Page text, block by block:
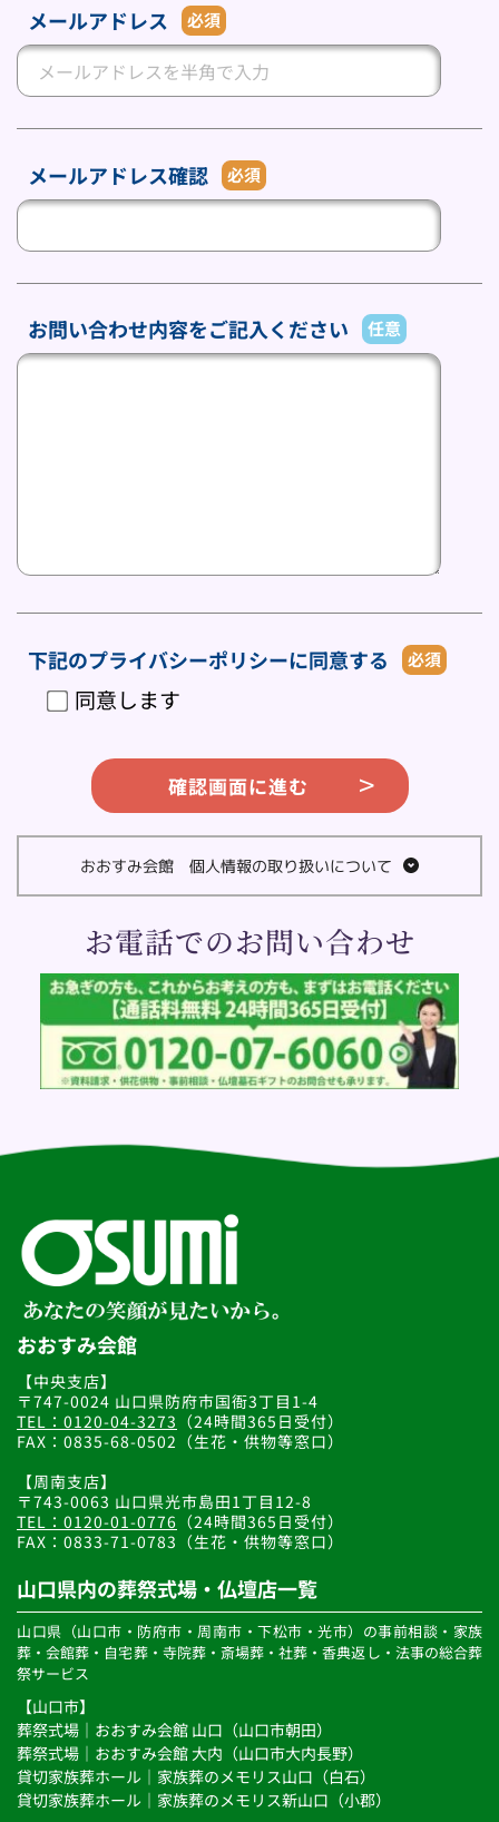
メールアドレス 必須
メールアドレス確認 必須
お問い合わせ内容をご記入ください 任意
下記のプライバシーポリシーに同意する 必須
同意します
確認画面に進む
おおすみ会館　個人情報の取り扱いについて
株式会社おおすみ　プライバシーポリシー
おおすみ会館を運営する株式会社おおすみ（以下当社とい
います。）は、個人情報保護の重要性を認識し、以下の方
針に基づき個人情報の保護に努めてまいります。
◆個人情報とは
個人情報とは、氏名、住所、電話番号、メールアドレス、
生年月日、携帯電話における個体識別番号(UID)、その他の
◆個人情報の取得および利用について
当社は、当社の事業活動やお客様へのより良いサービスを
って取得いたします。また以下に挙げる目的のために利用
することがあります。
(1)当社に採用活動目的でエントリーされたお客様に対する
求人情報の提供
(2)当社が求人情報を提供したお客様に対して、必要に応じ
た求人情報のご連絡
報を利用しないものとします。
当社はユーザーの個人情報を取得する場合には、予め利用
目的を明示し、その利用目的の範囲内で利用させていただ
きます。
◆個人情報の管理について
当社は、管理責任者の下、取得した個人情報について適切
かつ慎重な管理を行ってまいります。
不当なアクセス、破壊、改ざん、漏洩等を防止するために
必要な安全対策を講じ、個人情報の保護に努めてまいりま
す。 また、利用目的の遂行のために業務を委託する場合、
に関して適切な管理、監督を行ってまいります。
ユーザーの退会などの理由により当該の個人情報が不要に
なった場合については、すみやかに抹消いたします。
◆個人情報の開示について
止、削除の要求が行われた場合、各サービスの利用規約に
おいて定める開示方法に基づき受け入れるものとします。
◆個人情報保護関連法令等の遵守について
当社は「個人情報の保護に関する法律」、その他、個人情
報保護に関する各種法令及びその他の規範を遵守いたしま
お電話でのお問い合わせ
おおすみ会館
【中央支店】
〒747-0024 山口県防府市国衙3丁目1-4
TEL：0120-04-3273 （24時間365日受付）
FAX：0835-68-0502（生花・供物等窓口）
【周南支店】
〒743-0063 山口県光市島田1丁目12-8
TEL：0120-01-0776 （24時間365日受付）
FAX：0833-71-0783（生花・供物等窓口）
山口県内の葬祭式場・仏壇店一覧
山口県（山口市・防府市・周南市・下松市・光市）の事前相談・家族
葬・会館葬・自宅葬・寺院葬・斎場葬・社葬・香典返し・法事の総合葬
祭サービス
【山口市】
葬祭式場｜おおすみ会館 山口（山口市朝田）
葬祭式場｜おおすみ会館 大内（山口市大内長野）
貸切家族葬ホール｜家族葬のメモリス山口（白石）
貸切家族葬ホール｜家族葬のメモリス新山口（小郡）